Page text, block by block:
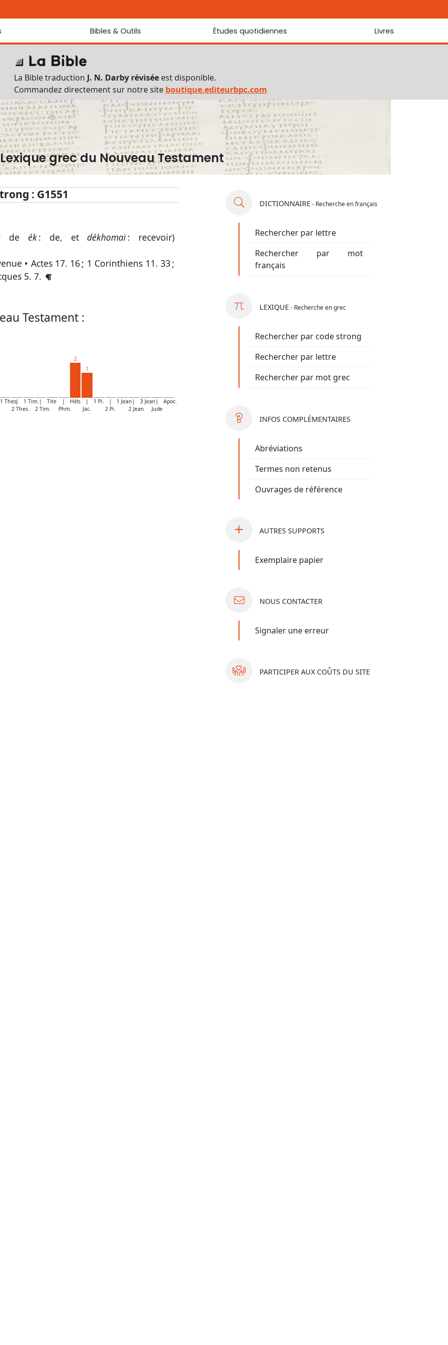
Bibles & Outils
Bibles
Traduction J. N. Darby révisée
Traduction J. N. Darby
Ancien Testament interlinéaire
Nouveau Testament interlinéaire
Outils
Dictionnaire français du Nouveau Testament
Lexique grec du Nouveau Testament
Questionnaire de connaissances du Nouveau Testament
Téléchargements
Études quotidiennes Livres
La Bible traduction J. N. Darby révisée est disponible.
Commandez directement sur notre site boutique.editeurbpc.com
Lexique grec du Nouveau Testament
: G1551
deék: de, etdékhomaï: recevoir)
• Actes 17. 16; 1 Corinthiens 11. 33 ;
5. 7.
Testament :
1 Thes.
|
2 Thes.
1 Tim. |
2 Tim.
Tite
|
Phm.
2
Héb.
1
|
Jac.
1 Pi.
|
2 Pi.
1 Jean |
2 Jean
3 Jean |
Jude
Apoc.
DICTIONNAIRE- Recherche en français
Rechercher par lettre
Rechercher par mot
français
LEXIQUE- Recherche en grec
Rechercher par code strong
Rechercher par lettre
Rechercher par mot grec
INFOS COMPLÉMENTAIRES
Abréviations
Termes non retenus
Ouvrages de référence
AUTRES SUPPORTS
Exemplaire papier
NOUS CONTACTER
Signaler une erreur
PARTICIPER AUX COÛTS DU SITE